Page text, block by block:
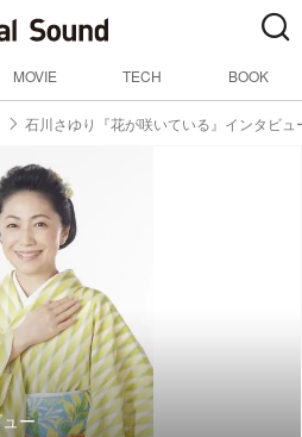
MOVIE TECH BOOK
石川さゆり『花が咲いている』インタビュ
ー